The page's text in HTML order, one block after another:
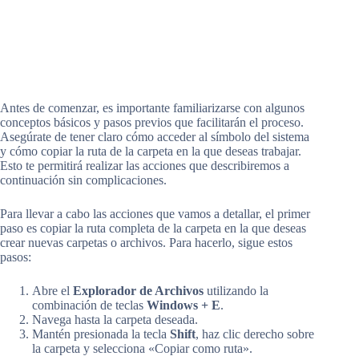
Antes de comenzar, es importante familiarizarse con algunos
conceptos básicos y pasos previos que facilitarán el proceso.
Asegúrate de tener claro cómo acceder al símbolo del sistema
y cómo copiar la ruta de la carpeta en la que deseas trabajar.
Esto te permitirá realizar las acciones que describiremos a
continuación sin complicaciones.
Para llevar a cabo las acciones que vamos a detallar, el primer
paso es copiar la ruta completa de la carpeta en la que deseas
crear nuevas carpetas o archivos. Para hacerlo, sigue estos
pasos:
Abre el Explorador de Archivos utilizando la
combinación de teclas Windows + E.
Navega hasta la carpeta deseada.
Mantén presionada la tecla Shift, haz clic derecho sobre
la carpeta y selecciona «Copiar como ruta».